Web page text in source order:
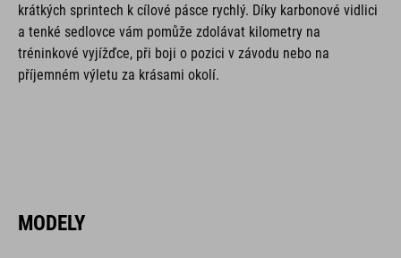
krátkých sprintech k cílové pásce rychlý. Díky karbonové vidlici
a tenké sedlovce vám pomůže zdolávat kilometry na
tréninkové vyjížďce, při boji o pozici v závodu nebo na
příjemném výletu za krásami okolí.
MODELY